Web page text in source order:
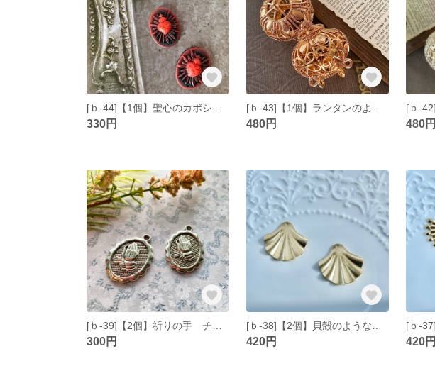
330円 480円 480円
300円 420円 420円